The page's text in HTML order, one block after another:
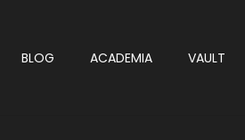
BLOG ACADEMIA VAULT